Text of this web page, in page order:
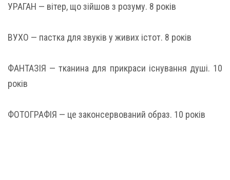
УРАГАН — вітер, що зійшов з розуму. 8 років
ВУХО — пастка для звуків у живих істот. 8 років
ФАНТАЗІЯ — тканина для прикраси існування душі. 10
років
ФОТОГРАФІЯ — це законсервований образ. 10 років